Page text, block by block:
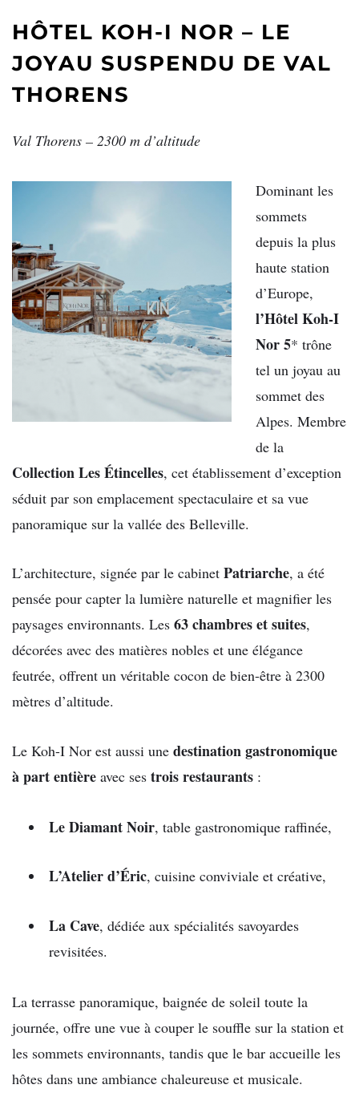
HÔTEL KOH-I NOR – LE
JOYAU SUSPENDU DE VAL
THORENS
Val Thorens – 2300 m d’altitude
Dominant les
sommets
depuis la plus
haute station
d’Europe,
l’Hôtel Koh-I
Nor 5* trône
tel un joyau au
sommet des
Alpes. Membre
de la
Collection Les Étincelles, cet établissement d’exception
séduit par son emplacement spectaculaire et sa vue
panoramique sur la vallée des Belleville.
L’architecture, signée par le cabinet Patriarche, a été
pensée pour capter la lumière naturelle et magnifier les
paysages environnants. Les 63 chambres et suites,
décorées avec des matières nobles et une élégance
feutrée, offrent un véritable cocon de bien-être à 2300
mètres d’altitude.
Le Koh-I Nor est aussi une destination gastronomique
à part entière avec ses trois restaurants :
Le Diamant Noir, table gastronomique raffinée,
L’Atelier d’Éric, cuisine conviviale et créative,
La Cave, dédiée aux spécialités savoyardes
revisitées.
La terrasse panoramique, baignée de soleil toute la
journée, offre une vue à couper le souffle sur la station et
les sommets environnants, tandis que le bar accueille les
hôtes dans une ambiance chaleureuse et musicale.